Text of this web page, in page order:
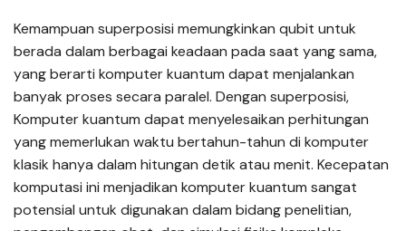
Kemampuan superposisi memungkinkan qubit untuk
berada dalam berbagai keadaan pada saat yang sama,
yang berarti komputer kuantum dapat menjalankan
banyak proses secara paralel. Dengan superposisi,
Komputer kuantum dapat menyelesaikan perhitungan
yang memerlukan waktu bertahun-tahun di komputer
klasik hanya dalam hitungan detik atau menit. Kecepatan
komputasi ini menjadikan komputer kuantum sangat
potensial untuk digunakan dalam bidang penelitian,